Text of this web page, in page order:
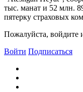
тыс. манат и 52 млн.
пятерку страховых
Пожалуйста, войдите
Войти Подписаться